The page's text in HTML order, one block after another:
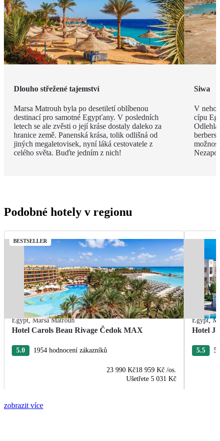
Dlouho střežené tajemství
Marsa Matrouh byla po desetiletí oblíbenou
destinací pro samotné Egypťany. V posledních
letech se ale zvěsti o její kráse dostaly daleko za
hranice země. Panenská krása, tolik odlišná od
jiných megaletovisek, nyní láká cestovatele z
celého světa. Buďte jedním z nich!
Siwa
V
cípu
Odlehlá
Podobné hotely v regionu
BESTSELLER
Egypt,Marsa Matrouh
Hotel Carols Beau Rivage Čedok MAX
5.0 1954 hodnocení zákazníků
23 990 Kč18 959 Kč /os.
Ušetřete 5 031 Kč
Egypt,
Hotel
5.5
zobrazit více